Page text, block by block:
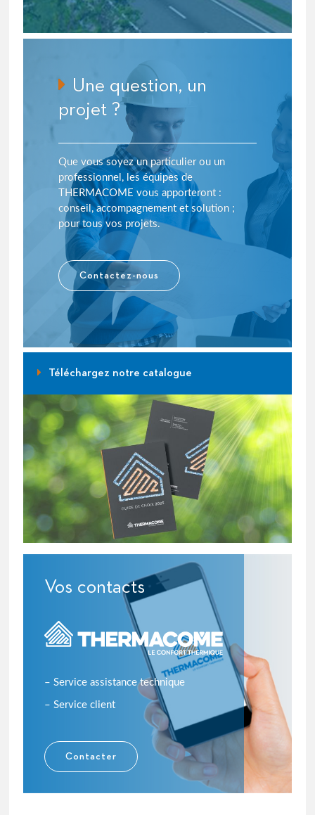
Une question, un
projet ?
Que vous soyez un particulier ou un
professionnel, les équipes de
THERMACOME vous apporteront :
conseil, accompagnement et solution ;
pour tous vos projets.
Contactez-nous
Téléchargez notre catalogue
Vos contacts
– Service assistance technique
– Service client
Contacter